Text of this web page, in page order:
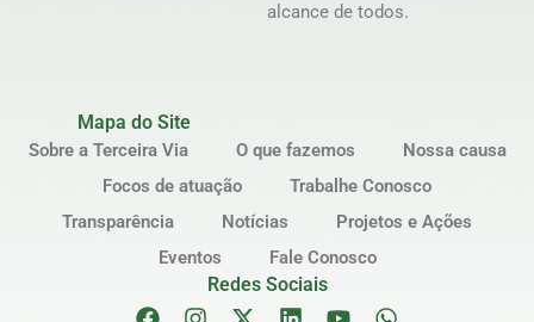
alcance de todos.
Mapa do Site
Sobre a Terceira Via O que fazemos
Nossa causa
Focos de atuação
Trabalhe Conosco
Transparência
Notícias
Projetos e Ações
Eventos
Fale Conosco
Redes Sociais